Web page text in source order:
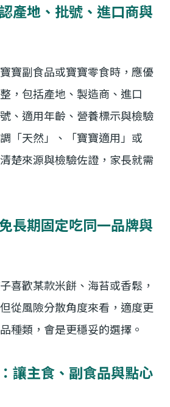
產地、批號、進口商與
寶副食品或寶寶零食時，應優
，包括產地、製造商、進口
、適用年齡、營養標示與檢驗
「天然」、「寶寶適用」或
楚來源與檢驗佐證，家長就需
長期固定吃同一品牌與
喜歡某款米餅、海苔或香鬆，
從風險分散角度來看，適度更
種類，會是更穩妥的選擇。
讓主食、副食品與點心